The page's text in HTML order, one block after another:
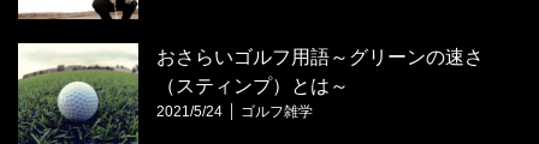
おさらいゴルフ用語～グリーンの速さ
（スティンプ）とは～
2021/5/24 ゴルフ雑学